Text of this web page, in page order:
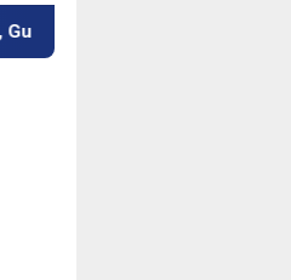
Kerja Keras dan